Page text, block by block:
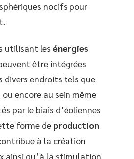
nocifs pour
utilisant les énergies
être intégrées
divers endroits tels que
encore au sein même
par le biais d’éoliennes
forme de production
à la création
ainsi qu’à la stimulation